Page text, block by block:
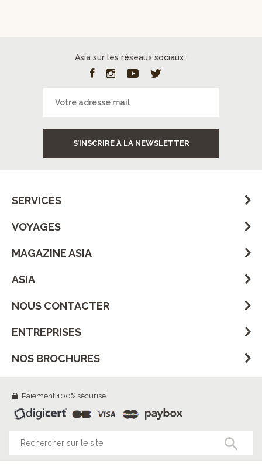
Asia sur les réseaux sociaux :
S’INSCRIRE À LA NEWSLETTER
SERVICES
VOYAGES
MAGAZINE ASIA
ASIA
NOUS CONTACTER
ENTREPRISES
NOS BROCHURES
Paiement 100% sécurisé